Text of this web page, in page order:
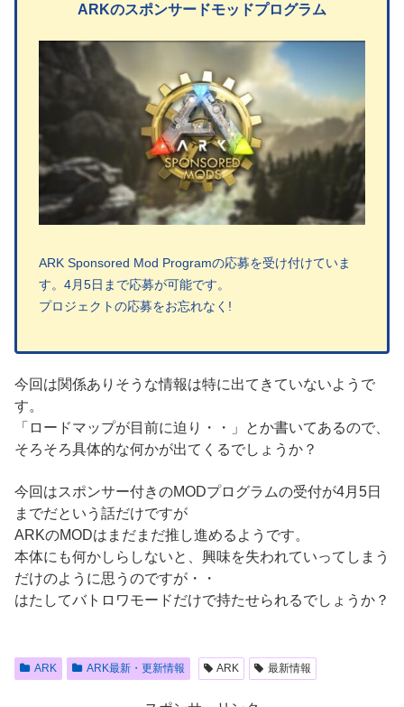
ARKのスポンサードモッドプログラム
ARK Sponsored Mod Programの応募を受け付けていま
す。4月5日まで応募が可能です。
プロジェクトの応募をお忘れなく!
今回は関係ありそうな情報は特に出てきていないようで
す。
「ロードマップが目前に迫り・・」とか書いてあるので、
そろそろ具体的な何かが出てくるでしょうか？
今回はスポンサー付きのMODプログラムの受付が4月5日
までだという話だけですが
ARKのMODはまだまだ推し進めるようです。
本体にも何かしらしないと、興味を失われていってしまう
だけのように思うのですが・・
はたしてバトロワモードだけで持たせられるでしょうか？
ARK ARK最新・更新情報 ARK 最新情報